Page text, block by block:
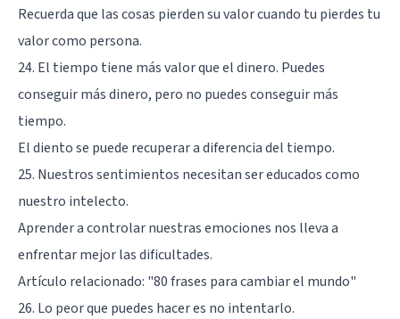
Recuerda que las cosas pierden su valor cuando tu pierdes tu
valor como persona.
24. El tiempo tiene más valor que el dinero. Puedes
conseguir más dinero, pero no puedes conseguir más
tiempo.
El diento se puede recuperar a diferencia del tiempo.
25. Nuestros sentimientos necesitan ser educados como
nuestro intelecto.
Aprender a controlar nuestras emociones nos lleva a
enfrentar mejor las dificultades.
Artículo relacionado: "80 frases para cambiar el mundo"
26. Lo peor que puedes hacer es no intentarlo.